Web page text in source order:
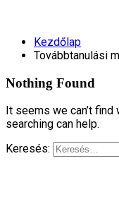
Kezdőlap
Továbbtanulási
Nothing Found
It seems we can’t
searching can help.
Keresés: